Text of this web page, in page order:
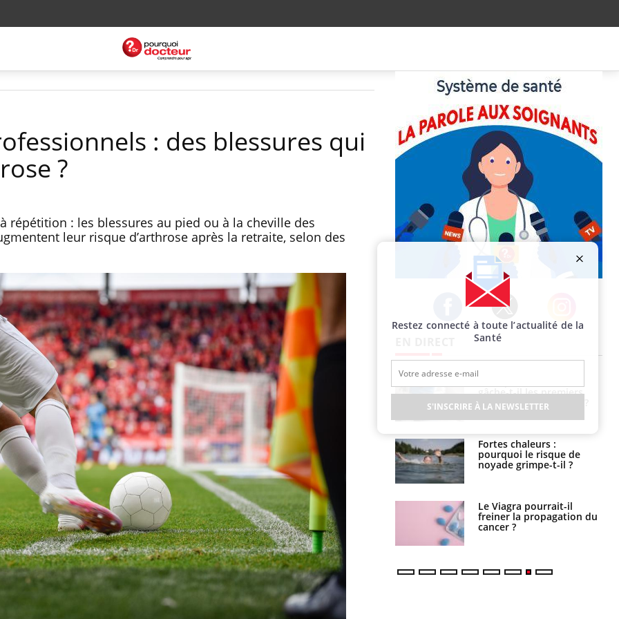
: des blessures qui
?
répétition : les blessures au pied ou à la cheville des
leur risque d’arthrose après la retraite, selon des
Facebook Twitter Instagram
Cancer colorectal : une
stratégie simple aurait
changé la donne au Pays
basque
Chikungunya, dengue,
West Nile : que se passe-
t-il dans le sud de la
France ?
Les médicaments GLP-1
protègent-ils aussi les os
?
Cytomégalovirus : ce qui
change dans la prise en
charge des femmes
enceintes
La sieste empêche-t-elle
de dormir la nuit ?
VIH : la fin du comprimé
tous les jours se profile-t-
elle enfin ?
gâche-t-il les premiers
jours de vos vacances ?
Fortes chaleurs :
pourquoi le risque de
noyade grimpe-t-il ?
Le Viagra pourrait-il
freiner la propagation du
cancer ?
Restez connecté à toute l’actualité de la
Santé
S'INSCRIRE À LA NEWSLETTER